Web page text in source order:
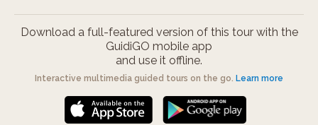
Download a full-featured version of this tour with the
GuidiGO mobile app
and use it offline.
Interactive multimedia guided tours on the go. Learn more